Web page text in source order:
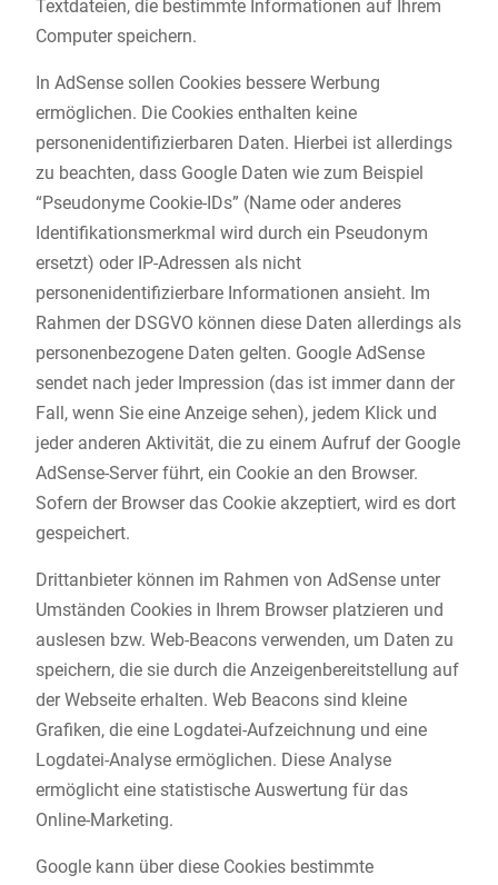
Textdateien, die bestimmte Informationen auf Ihrem
Computer speichern.
In AdSense sollen Cookies bessere Werbung
ermöglichen. Die Cookies enthalten keine
personenidentifizierbaren Daten. Hierbei ist allerdings
zu beachten, dass Google Daten wie zum Beispiel
“Pseudonyme Cookie-IDs” (Name oder anderes
Identifikationsmerkmal wird durch ein Pseudonym
ersetzt) oder IP-Adressen als nicht
personenidentifizierbare Informationen ansieht. Im
Rahmen der DSGVO können diese Daten allerdings als
personenbezogene Daten gelten. Google AdSense
sendet nach jeder Impression (das ist immer dann der
Fall, wenn Sie eine Anzeige sehen), jedem Klick und
jeder anderen Aktivität, die zu einem Aufruf der Google
AdSense-Server führt, ein Cookie an den Browser.
Sofern der Browser das Cookie akzeptiert, wird es dort
gespeichert.
Drittanbieter können im Rahmen von AdSense unter
Umständen Cookies in Ihrem Browser platzieren und
auslesen bzw. Web-Beacons verwenden, um Daten zu
speichern, die sie durch die Anzeigenbereitstellung auf
der Webseite erhalten. Web Beacons sind kleine
Grafiken, die eine Logdatei-Aufzeichnung und eine
Logdatei-Analyse ermöglichen. Diese Analyse
ermöglicht eine statistische Auswertung für das
Online-Marketing.
Google kann über diese Cookies bestimmte